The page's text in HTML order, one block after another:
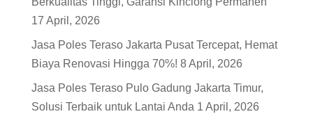
17 April, 2026
Jasa Poles Teraso Jakarta Pusat Tercepat, Hemat
Biaya Renovasi Hingga 70%! 8 April, 2026
Jasa Poles Teraso Pulo Gadung Jakarta Timur,
Solusi Terbaik untuk Lantai Anda 1 April, 2026